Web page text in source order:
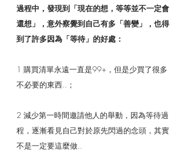
過程中，發現到「現在的想，等等並不一定會
還想」，意外察覺到自己有多「善變」，也得
到了許多因為「等待」的好處：
1 購買清單永遠一直是99+，但是少買了很多
不必要的東西..；
2 減少第一時間邀請他人的舉動，因為等待過
程，逐漸看見自己對於原先閃過的念頭，其實
不是一定要這麼做..